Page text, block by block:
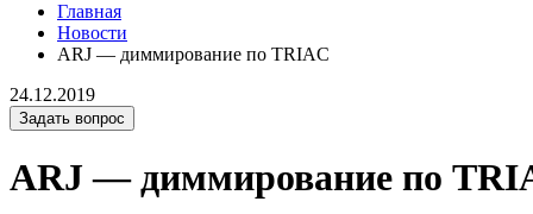
Главная
Новости
ARJ — диммирование по TRIAC
24.12.2019
Задать вопрос
ARJ — диммирование по